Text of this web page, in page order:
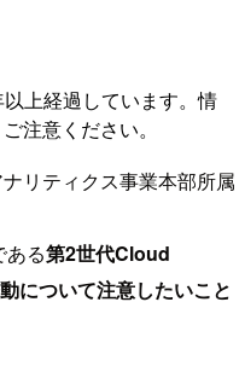
上経過しています。情
注意ください。
リティクス事業本部所属
る第2世代Cloud
について注意したいこと